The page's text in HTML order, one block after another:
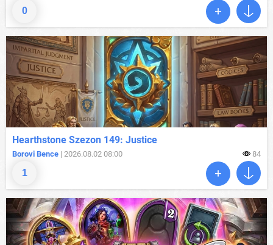
0
1
Hearthstone Szezon 149: Justice
Borovi Bence | 2026.08.02 08:00 84